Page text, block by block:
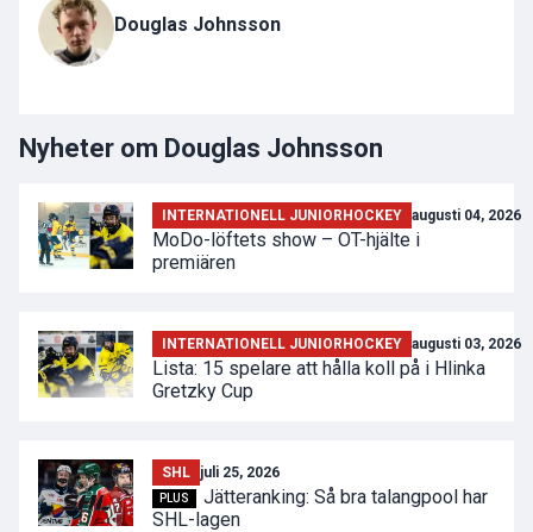
Evenemang
Övrigt
Douglas Johnsson
Nyheter om Douglas Johnsson
INTERNATIONELL JUNIORHOCKEY augusti 04, 2026
MoDo-löftets show – OT-hjälte i
premiären
INTERNATIONELL JUNIORHOCKEY augusti 03, 2026
Lista: 15 spelare att hålla koll på i Hlinka
Gretzky Cup
SHL juli 25, 2026
PLUS
Jätteranking: Så bra talangpool har
SHL-lagen